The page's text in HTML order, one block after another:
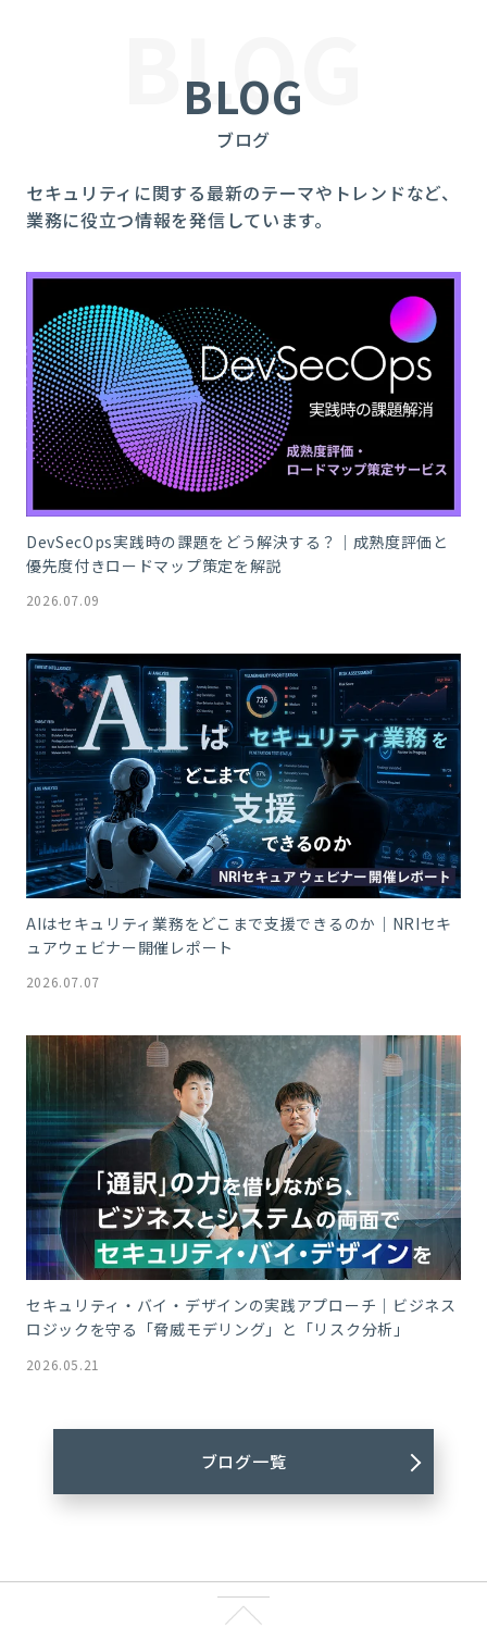
BLOG
BLOG
ブログ
セキュリティに関する最新のテーマやトレンドなど、
業務に役立つ情報を発信しています。
DevSecOps実践時の課題をどう解決する？｜成熟度評価と
優先度付きロードマップ策定を解説
2026.07.09
AIはセキュリティ業務をどこまで支援できるのか｜NRIセキ
ュアウェビナー開催レポート
2026.07.07
セキュリティ・バイ・デザインの実践アプローチ｜ビジネス
ロジックを守る「脅威モデリング」と「リスク分析」
2026.05.21
ブログ一覧